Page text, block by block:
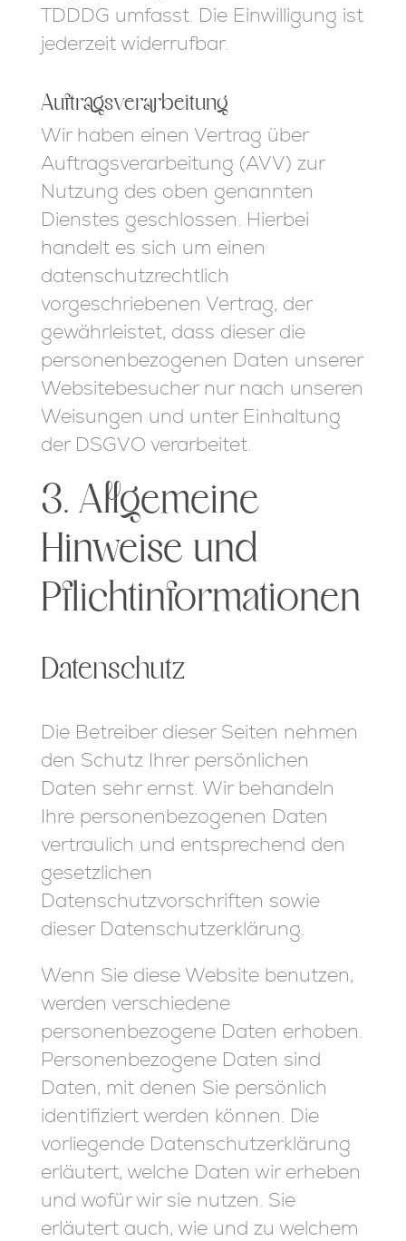
TDDDG umfasst. Die Einwilligung ist
jederzeit widerrufbar.
Auftragsverarbeitung
Wir haben einen Vertrag über
Auftragsverarbeitung (AVV) zur
Nutzung des oben genannten
Dienstes geschlossen. Hierbei
handelt es sich um einen
datenschutzrechtlich
vorgeschriebenen Vertrag, der
gewährleistet, dass dieser die
personenbezogenen Daten unserer
Websitebesucher nur nach unseren
Weisungen und unter Einhaltung
der DSGVO verarbeitet.
3. Allgemeine
Hinweise und
Pflicht­informationen
Datenschutz
Die Betreiber dieser Seiten nehmen
den Schutz Ihrer persönlichen
Daten sehr ernst. Wir behandeln
Ihre personenbezogenen Daten
vertraulich und entsprechend den
gesetzlichen
Datenschutzvorschriften sowie
dieser Datenschutzerklärung.
Wenn Sie diese Website benutzen,
werden verschiedene
personenbezogene Daten erhoben.
Personenbezogene Daten sind
Daten, mit denen Sie persönlich
identifiziert werden können. Die
vorliegende Datenschutzerklärung
erläutert, welche Daten wir erheben
und wofür wir sie nutzen. Sie
erläutert auch, wie und zu welchem